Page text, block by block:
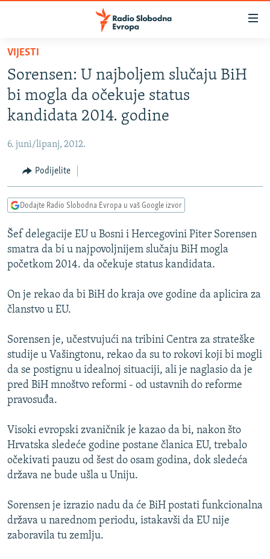
Pređite
glavni
sadržaj
Pređite
na
glavnu
navigaciju
Pređite
na
pretragu
BOSNA I HERCEGOVINA
SRBIJA
CRNA GORA
VIZUELNO
INFOGRAFIKE
RAT U UKRAJINI
KINA NA BALKANU
RSE PRIČE IZ SVIJETA
DNEVNO@RSE
VIŠE OD NASLOVA
GENOCID U SREBRENICI
POPLAVE I KLIZIŠTA U BIH 2024.
POST SCRIPTUM
MOJA EVROPA
TRI DECENIJE OD RATA U BIH
NASTANAK I RASPAD JUGOSLAVIJE
PRATITE NAS
VIJESTI
Sorensen: U najboljem slučaju BiH
bi mogla da očekuje status
kandidata 2014. godine
6. juni/lipanj, 2012.
Podijelite
Dodajte Radio Slobodna Evropa u vaš Google izvor
Šef delegacije EU u Bosni i Hercegovini Piter Sorensen
smatra da bi u najpovoljnijem slučaju BiH mogla
početkom 2014. da očekuje status kandidata.
On je rekao da bi BiH do kraja ove godine da aplicira za
članstvo u EU.
Sorensen je, učestvujući na tribini Centra za strateške
studije u Vašingtonu, rekao da su to rokovi koji bi mogli
da se postignu u idealnoj situaciji, ali je naglasio da je
pred BiH mnoštvo reformi - od ustavnih do reforme
pravosuđa.
Visoki evropski zvaničnik je kazao da bi, nakon što
Hrvatska sledeće godine postane članica EU, trebalo
očekivati pauzu od šest do osam godina, dok sledeća
država ne bude ušla u Uniju.
Sorensen je izrazio nadu da će BiH postati funkcionalna
država u narednom periodu, istakavši da EU nije
zaboravila tu zemlju.